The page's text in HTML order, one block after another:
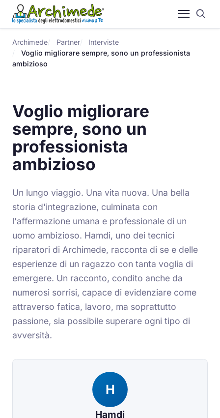
Archimede Partner
Interviste
Voglio migliorare sempre, sono un professionista
ambizioso
Voglio migliorare
sempre, sono un
professionista
ambizioso
Un lungo viaggio. Una vita nuova. Una bella
storia d'integrazione, culminata con
l'affermazione umana e professionale di un
uomo ambizioso. Hamdi, uno dei tecnici
riparatori di Archimede, racconta di se e delle
esperienze di un ragazzo con tanta voglia di
emergere. Un racconto, condito anche da
numerosi sorrisi, capace di evidenziare come
attraverso fatica, lavoro, ma soprattutto
passione, sia possibile superare ogni tipo di
avversità.
H
Hamdi